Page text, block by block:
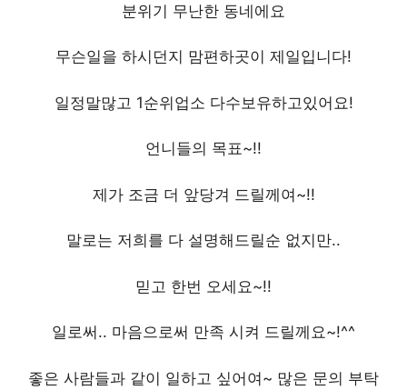
분위기 무난한 동네에요
무슨일을 하시던지 맘편하곳이 제일입니다!
일정말많고 1순위업소 다수보유하고있어요!
언니들의 목표~!!
제가 조금 더 앞당겨 드릴께여~!!
말로는 저희를 다 설명해드릴순 없지만..
믿고 한번 오세요~!!
일로써.. 마음으로써 만족 시켜 드릴께요~!^^
좋은 사람들과 같이 일하고 싶어여~ 많은 문의 부탁